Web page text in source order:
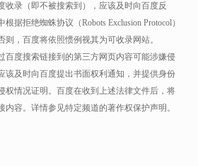
收录（即不被搜索到），应该及时向百度反
据拒绝蜘蛛协议（Robots Exclusion Protocol）
则，百度将依照惯例视其为可收录网站。
百度搜索链接到的第三方网页内容可能涉嫌侵
该及时向百度提出书面权利通知，并提供身份
权情况证明。百度在收到上述法律文件后，将
内容。详情参见特定频道的著作权保护声明。